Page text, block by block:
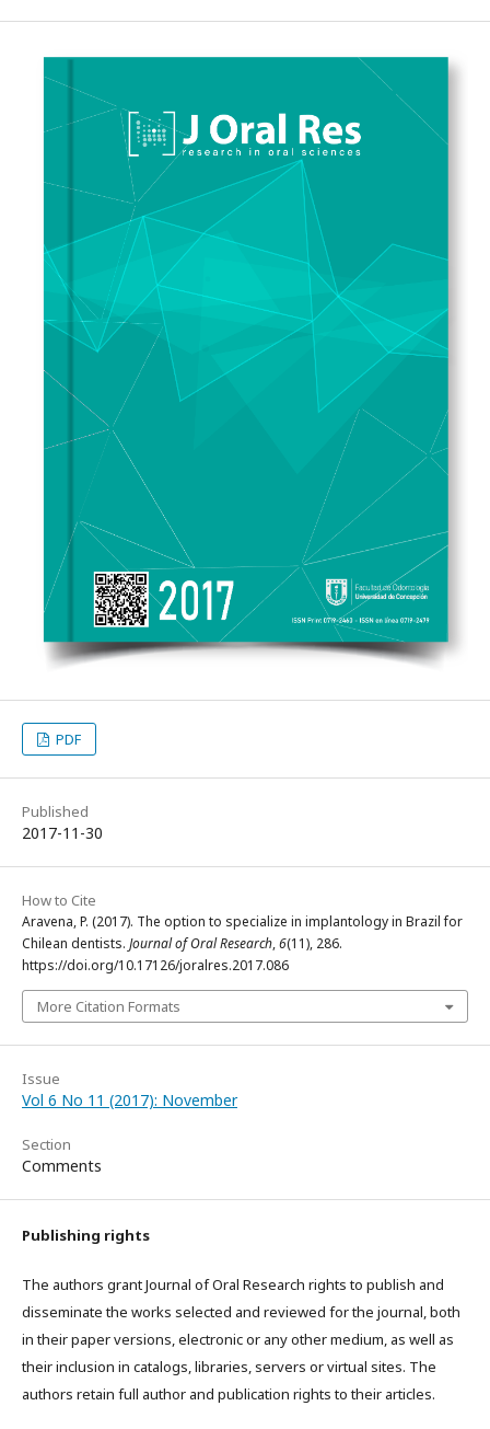
PDF
Published
2017-11-30
How to Cite
Aravena, P. (2017). The option to specialize in implantology in Brazil for
Chilean dentists. Journal of Oral Research,6(11), 286.
https://doi.org/10.17126/joralres.2017.086
More Citation Formats
Issue
Vol 6 No 11 (2017): November
Section
Comments
Publishing rights
The authors grant Journal of Oral Research rights to publish and
disseminate the works selected and reviewed for the journal, both
in their paper versions, electronic or any other medium, as well as
their inclusion in catalogs, libraries, servers or virtual sites. The
authors retain full author and publication rights to their articles.